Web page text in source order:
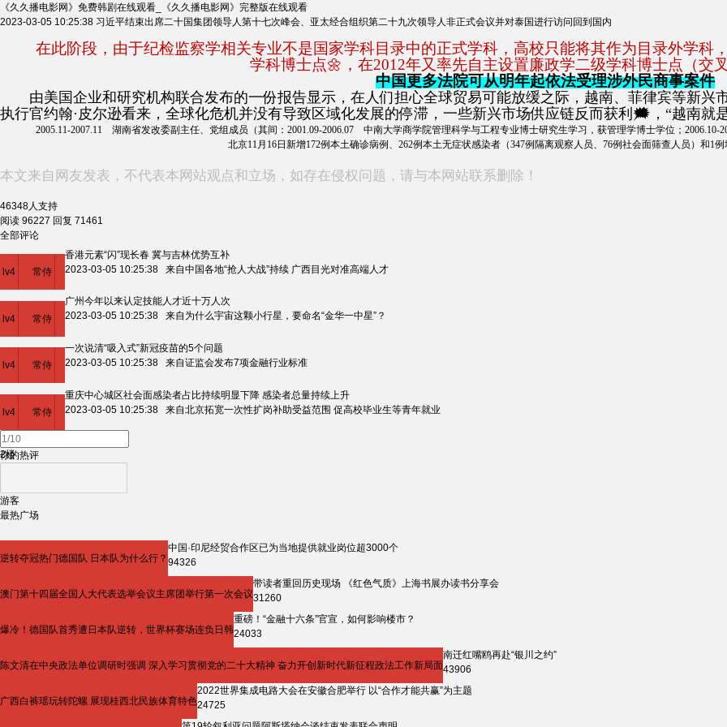
《久久播电影网》免费韩剧在线观看_《久久播电影网》完整版在线观看
2023-03-05 10:25:38 习近平结束出席二十国集团领导人第十七次峰会、亚太经合组织第二十九次领导人非正式会议并对泰国进行访问回到国内
在此阶段，由于纪检监察学相关专业不是国家学科目录中的正式学科，高校只能将其作为目录外学科
学科博士点🌼，在2012年又率先自主设置廉政学二级学科博士点（交
中国更多法院可从明年起依法受理涉外民商事案件
由美国企业和研究机构联合发布的一份报告显示，在人们担心全球贸易可能放缓之际，越南、菲律宾等新兴
执行官约翰·皮尔逊看来，全球化危机并没有导致区域化发展的停滞，一些新兴市场供应链反而获利🗯，“越南就
2005.11-2007.11 湖南省发改委副主任、党组成员（其间：2001.09-2006.07 中南大学商学院管理科学与工程专业博士研究生学习，获管理学博士学位；2006.10-
北京11月16日新增172例本土确诊病例、262例本土无症状感染者（347例隔离观察人员、76例社会面筛查人员）和1
本文来自网友发表，不代表本网站观点和立场，如存在侵权问题，请与本网站联系删除！
46348人支持
阅读 96227 回复 71461
全部评论
lv4 常侍
2楼
香港元素“闪”现长春 冀与吉林优势互补
2023-03-05 10:25:38 来自中国各地“抢人大战”持续 广西目光对准高端人才
lv4 常侍
2楼
广州今年以来认定技能人才近十万人次
2023-03-05 10:25:38 来自为什么宇宙这颗小行星，要命名“金华一中星”？
lv4 常侍
2楼
一次说清“吸入式”新冠疫苗的5个问题
2023-03-05 10:25:38 来自证监会发布7项金融行业标准
lv4 常侍
2楼
重庆中心城区社会面感染者占比持续明显下降 感染者总量持续上升
2023-03-05 10:25:38 来自北京拓宽一次性扩岗补助受益范围 促高校毕业生等青年就业
你的热评
游客
最热广场
逆转夺冠热门德国队 日本队为什么行？
中国·印尼经贸合作区已为当地提供就业岗位超3000个
94326
澳门第十四届全国人大代表选举会议主席团举行第一次会议
带读者重回历史现场 《红色气质》上海书展办读书分享会
31260
爆冷！德国队首秀遭日本队逆转，世界杯赛场连负日韩
重磅！“金融十六条”官宣，如何影响楼市？
24033
陈文清在中央政法单位调研时强调 深入学习贯彻党的二十大精神 奋力开创新时代新征程政法工作新局面
南迁红嘴鸥再赴“银川之约”
43906
广西白裤瑶玩转陀螺 展现桂西北民族体育特色
2022世界集成电路大会在安徽合肥举行 以“合作才能共赢”为主题
24725